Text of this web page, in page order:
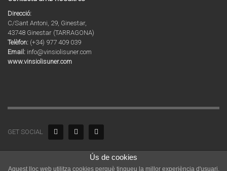
Direcció:
C/Sant Antoni, 29, Ginestar,
43748 Ginestar (TARRAGONA)
Telèfon: (+34) 977 409 039
Email: info@vinsiolisuner.com
www.vinsiolisuner.com
GET SOCIAL
© 2020 Copyright by Agrícola Sant Vicenç SL. Tots els drets reservats.
Vins i Olis de Catalunya | Celler i molí familiar a la Ribera d’Ebre a
Ús de cookies
Aquest lloc web utilitza cookies perquè tingueu la millor experiència d'usuari.